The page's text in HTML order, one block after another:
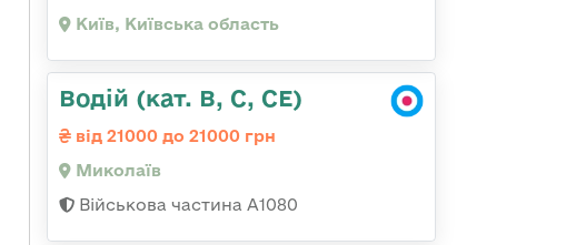
Київ, Київська область
Водій (кат. B, C, CE)
від 21000 до 21000 грн
Миколаїв
Військова частина А1080